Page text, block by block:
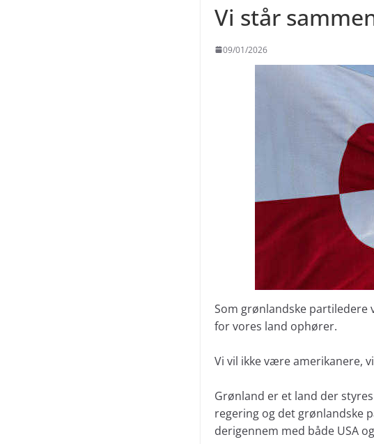
Vi står
09/01/2026
Som grønlandske partiledere
for vores land ophører.
Vi vil ikke være amerikanere,
Grønland er et land der
regering og det grønlandske
derigennem med både USA